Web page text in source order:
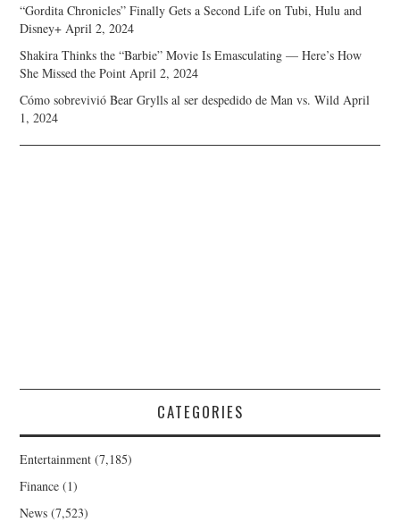
“Gordita Chronicles” Finally Gets a Second Life on Tubi, Hulu and
Disney+ April 2, 2024
Shakira Thinks the “Barbie” Movie Is Emasculating — Here’s How
She Missed the Point April 2, 2024
Cómo sobrevivió Bear Grylls al ser despedido de Man vs. Wild April
1, 2024
CATEGORIES
Entertainment (7,185)
Finance (1)
News (7,523)